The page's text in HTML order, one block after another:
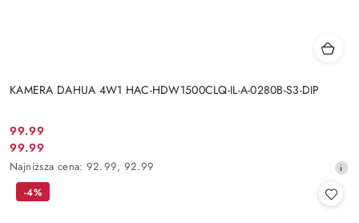
KAMERA DAHUA 4W1 HAC-HDW1500CLQ-IL-A-0280B-S3-DIP
Cena
promocyjna:
99.99
Cena
promocyjna:
99.99
Najniższa
cena
Najniższa cena: 92.99, 92.99
-4%